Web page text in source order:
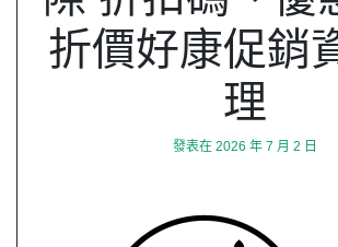
折價好康促銷
理
發表在 2026 年 7 月 2 日